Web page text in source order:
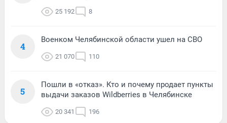
25 192 8
4
Военком Челябинской области ушел на СВО
21 070 110
5
Пошли в «отказ». Кто и почему продает пункты
выдачи заказов Wildberries в Челябинске
20 341 196